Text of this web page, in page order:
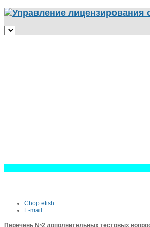
Chop etish
E-mail